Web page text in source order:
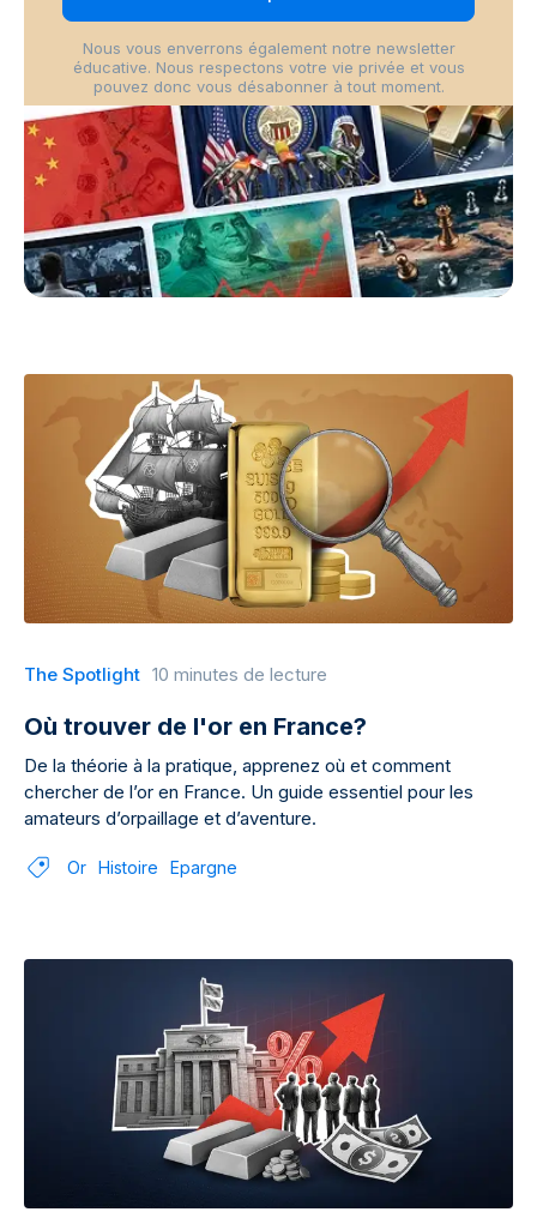
Nous vous enverrons également notre newsletter
éducative. Nous respectons votre vie privée et vous
pouvez donc vous désabonner à tout moment.
The Spotlight 10 minutes de lecture
Où trouver de l'or en France?
De la théorie à la pratique, apprenez où et comment
chercher de l’or en France. Un guide essentiel pour les
amateurs d’orpaillage et d’aventure.
Or Histoire Epargne